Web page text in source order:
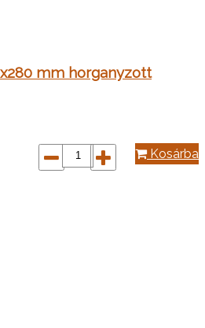
mm horganyzott
Kosárba